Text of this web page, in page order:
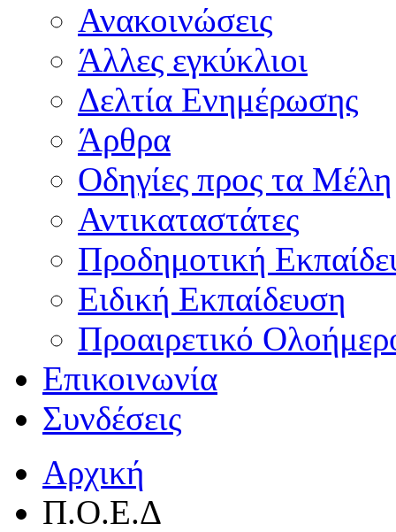
Ανακοινώσεις
Άλλες εγκύκλιοι
Δελτία Ενημέρωσης
Άρθρα
Οδηγίες προς τα Μέλη
Αντικαταστάτες
Προδημοτική
Ειδική Εκπαίδευση
Προαιρετικό
Επικοινωνία
Συνδέσεις
Αρχική
Π.Ο.Ε.Δ